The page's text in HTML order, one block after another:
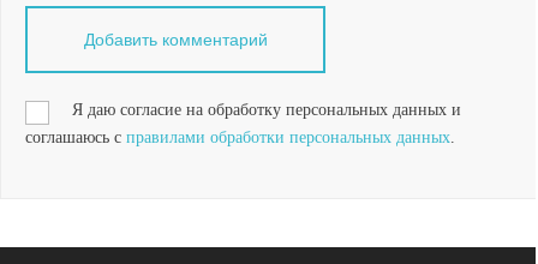
Я даю согласие на обработку персональных данных и
соглашаюсь с правилами обработки персональных данных